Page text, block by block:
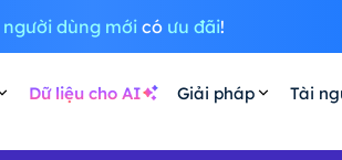
người dùng mớicó ưu đãi!
Dữ liệu cho AI Giải pháp Tài